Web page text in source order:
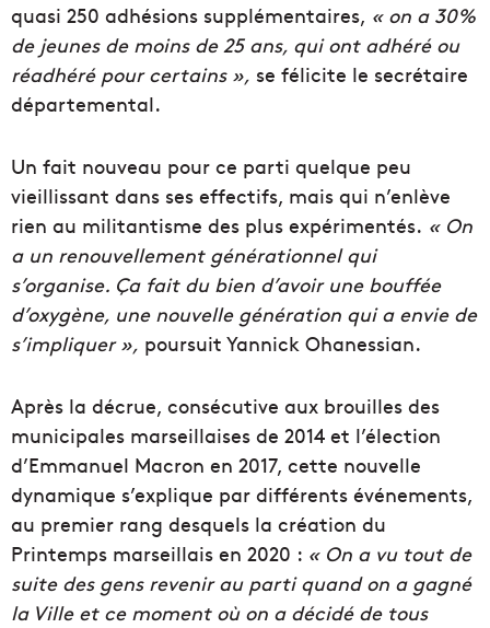
quasi 250 adhésions supplémentaires, « on a 30%
de jeunes de moins de 25 ans, qui ont adhéré ou
réadhéré pour certains », se félicite le secrétaire
départemental.
Un fait nouveau pour ce parti quelque peu
vieillissant dans ses effectifs, mais qui n’enlève
rien au militantisme des plus expérimentés. « On
a un renouvellement générationnel qui
s’organise. Ça fait du bien d’avoir une bouffée
d’oxygène, une nouvelle génération qui a envie de
s’impliquer », poursuit Yannick Ohanessian.
Après la décrue, consécutive aux brouilles des
municipales marseillaises de 2014 et l’élection
d’Emmanuel Macron en 2017, cette nouvelle
dynamique s’explique par différents événements,
au premier rang desquels la création du
Printemps marseillais en 2020 : « On a vu tout de
suite des gens revenir au parti quand on a gagné
la Ville et ce moment où on a décidé de tous